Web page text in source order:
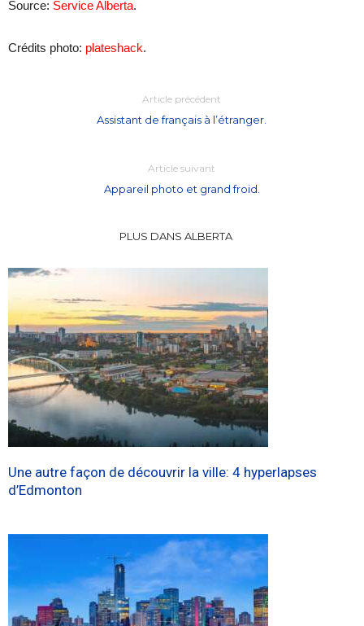
Source: Service Alberta.
Crédits photo: plateshack.
Article précédent
Assistant de français à l’étranger.
Article suivant
Appareil photo et grand froid.
PLUS DANS ALBERTA
Une autre façon de découvrir la ville: 4 hyperlapses
d’Edmonton